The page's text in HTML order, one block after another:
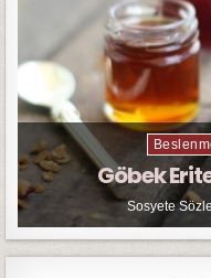
Göbek
Sosyete